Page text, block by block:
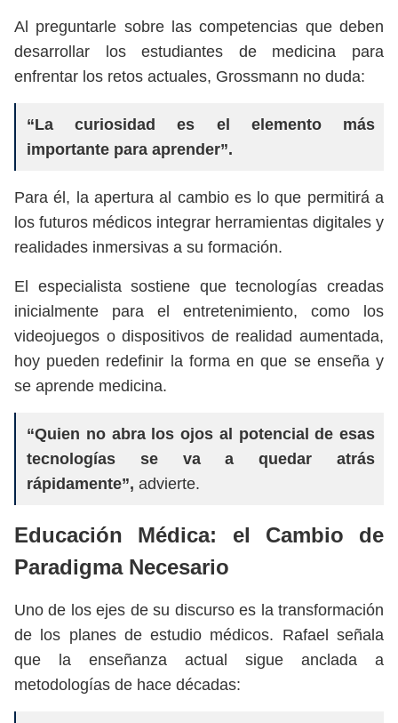
Al preguntarle sobre las competencias que deben
desarrollar los estudiantes de medicina para
enfrentar los retos actuales, Grossmann no duda:
“La curiosidad es el elemento más
importante para aprender”.
Para él, la apertura al cambio es lo que permitirá a
los futuros médicos integrar herramientas digitales y
realidades inmersivas a su formación.
El especialista sostiene que tecnologías creadas
inicialmente para el entretenimiento, como los
videojuegos o dispositivos de realidad aumentada,
hoy pueden redefinir la forma en que se enseña y
se aprende medicina.
“Quien no abra los ojos al potencial de esas
tecnologías se va a quedar atrás
rápidamente”, advierte.
Educación Médica: el Cambio de
Paradigma Necesario
Uno de los ejes de su discurso es la transformación
de los planes de estudio médicos. Rafael señala
que la enseñanza actual sigue anclada a
metodologías de hace décadas: